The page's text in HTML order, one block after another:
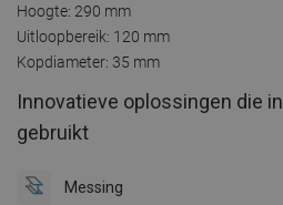
Hoogte: 290 mm
Uitloopbereik: 120 mm
Kopdiameter: 35 mm
Innovatieve oplossingen die
gebruikt
Messing